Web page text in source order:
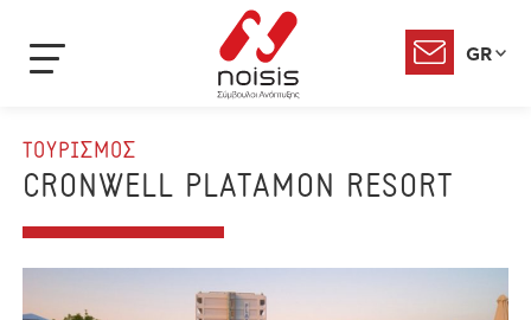
GR
ΤΟΥΡΙΣΜΟΣ
CRONWELL PLATAMON RESORT